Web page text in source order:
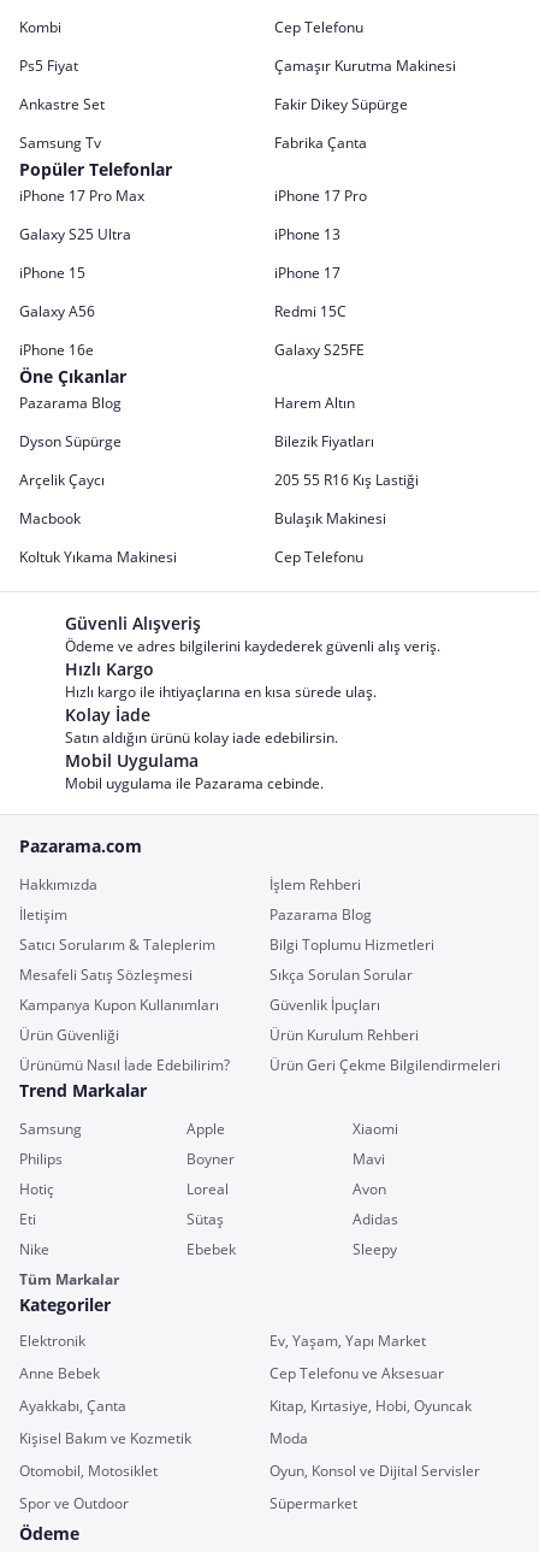
Kombi
Cep Telefonu
Ps5 Fiyat
Çamaşır Kurutma Makinesi
Ankastre Set
Fakir Dikey Süpürge
Samsung Tv
Fabrika Çanta
Popüler Telefonlar
iPhone 17 Pro Max
iPhone 17 Pro
Galaxy S25 Ultra
iPhone 13
iPhone 15
iPhone 17
Galaxy A56
Redmi 15C
iPhone 16e
Galaxy S25FE
Öne Çıkanlar
Pazarama Blog
Harem Altın
Dyson Süpürge
Bilezik Fiyatları
Arçelik Çaycı
205 55 R16 Kış Lastiği
Macbook
Bulaşık Makinesi
Koltuk Yıkama Makinesi
Cep Telefonu
Güvenli Alışveriş
Ödeme ve adres bilgilerini kaydederek güvenli alış veriş.
Hızlı Kargo
Hızlı kargo ile ihtiyaçlarına en kısa sürede ulaş.
Kolay İade
Satın aldığın ürünü kolay iade edebilirsin.
Mobil Uygulama
Mobil uygulama ile Pazarama cebinde.
Pazarama.com
Hakkımızda
İşlem Rehberi
İletişim
Pazarama Blog
Satıcı Sorularım & Taleplerim
Bilgi Toplumu Hizmetleri
Mesafeli Satış Sözleşmesi
Sıkça Sorulan Sorular
Kampanya Kupon Kullanımları
Güvenlik İpuçları
Ürün Güvenliği
Ürün Kurulum Rehberi
Ürünümü Nasıl İade Edebilirim?
Ürün Geri Çekme Bilgilendirmeleri
Trend Markalar
Samsung Apple
Xiaomi
Philips
Boyner
Mavi
Hotiç
Loreal
Avon
Eti
Sütaş
Adidas
Nike
Ebebek
Sleepy
Tüm Markalar
Kategoriler
Elektronik
Ev, Yaşam, Yapı Market
Anne Bebek
Cep Telefonu ve Aksesuar
Ayakkabı, Çanta
Kitap, Kırtasiye, Hobi, Oyuncak
Kişisel Bakım ve Kozmetik
Moda
Otomobil, Motosiklet
Oyun, Konsol ve Dijital Servisler
Spor ve Outdoor
Süpermarket
Ödeme